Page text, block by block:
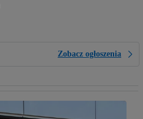
Zobacz ogłoszenia